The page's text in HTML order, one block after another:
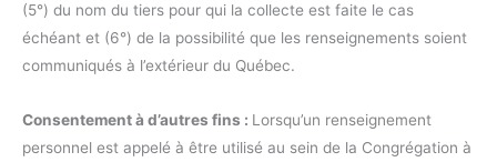
(5°) du nom du tiers pour qui la collecte est faite le cas
échéant et (6°) de la possibilité que les renseignements soient
communiqués à l’extérieur du Québec.
Consentement à d’autres fins : Lorsqu’un renseignement
personnel est appelé à être utilisé au sein de la Congrégation à